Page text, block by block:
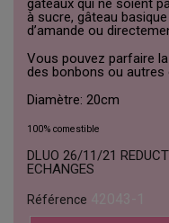
gâteaux qui ne soient
à sucre, gâteau
d’amande ou
Vous pouvez parfaire
des bonbons ou autres
Diamètre: 20cm
100% comestible
DLUO 26/11/21
ECHANGES
Référence